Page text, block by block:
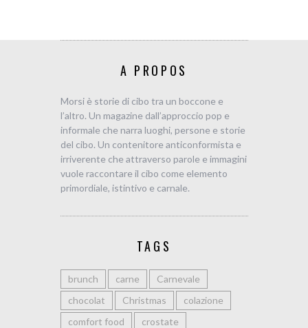
A PROPOS
Morsi è storie di cibo tra un boccone e
l’altro. Un magazine dall’approccio pop e
informale che narra luoghi, persone e storie
del cibo. Un contenitore anticonformista e
irriverente che attraverso parole e immagini
vuole raccontare il cibo come elemento
primordiale, istintivo e carnale.
TAGS
brunch carne
Carnevale
chocolat
Christmas
colazione
comfort food
crostate